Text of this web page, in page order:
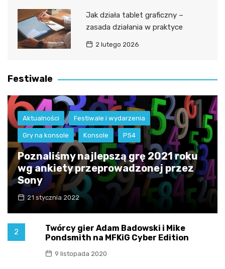
Jak działa tablet graficzny –
zasada działania w praktyce
2 lutego 2026
Festiwale
Aktualności Festiwale i wydarzenia
Gry na konsole Konsole PS4
Poznaliśmy najlepszą grę 2021 roku
wg ankiety przeprowadzonej przez
Sony
21 stycznia 2022
2
Twórcy gier Adam Badowski i Mike
Pondsmith na MFKiG Cyber Edition
9 listopada 2020